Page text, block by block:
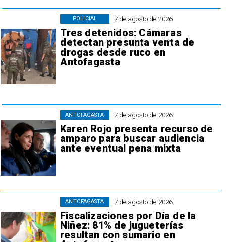
7 de agosto de 2026
Tres detenidos: Cámaras
detectan presunta venta de
drogas desde ruco en
Antofagasta
POLICIAL
7 de agosto de 2026
Karen Rojo presenta recurso de
amparo para buscar audiencia
ante eventual pena mixta
ANTOFAGASTA
7 de agosto de 2026
Fiscalizaciones por Día de la
Niñez: 81% de jugueterías
resultan con sumario en
ANTOFAGASTA